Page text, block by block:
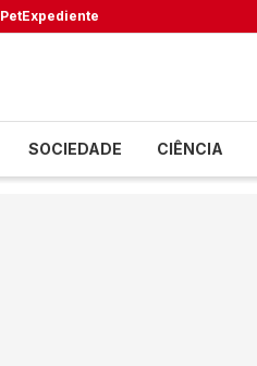
PetExpediente
SOCIEDADE CIÊNCIA